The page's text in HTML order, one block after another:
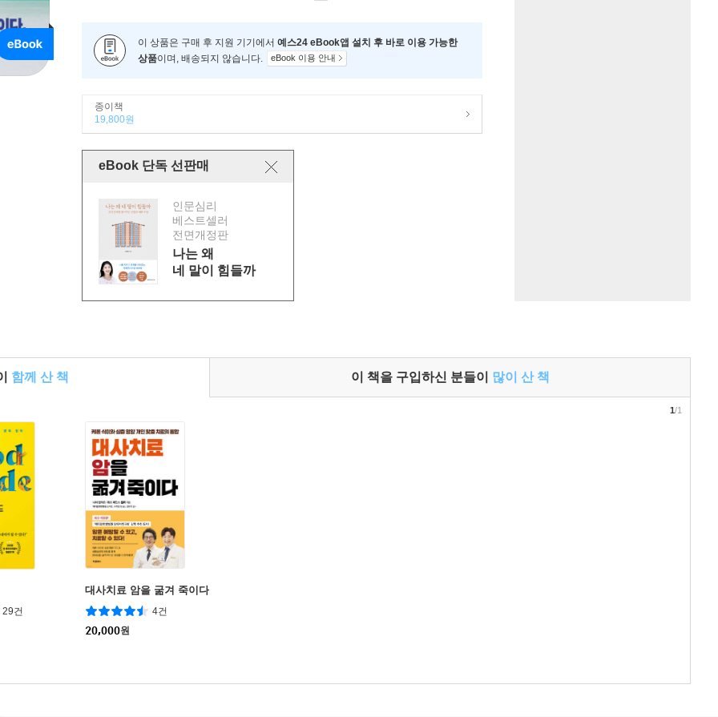
이 상품은 구매 후 지원 기기에서 예스24 eBook앱 설치 후 바로 이용 가능한
상품이며, 배송되지 않습니다. eBook 이용 안내
종이책
19,800원
eBook 단독 선판매
인문심리
베스트셀러
전면개정판
나는 왜
네 말이 힘들까
함께 산 책 이 책을 구입하신 분들이 많이 산 책
29건
대사치료 암을 굶겨 죽이다
4건
20,000원
1/1